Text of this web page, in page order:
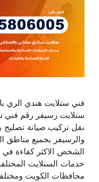
فني ستلايت هندي الري
نقل تركيب صيانة تصليح
والرسيفر بجميع مناطق
الشخص الاكثر كفاءة في
خدمات الستلايت
محافظات الكويت